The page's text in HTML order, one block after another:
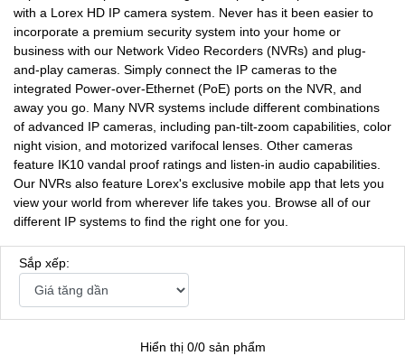
with a Lorex HD IP camera system. Never has it been easier to
incorporate a premium security system into your home or
business with our Network Video Recorders (NVRs) and plug-
and-play cameras. Simply connect the IP cameras to the
integrated Power-over-Ethernet (PoE) ports on the NVR, and
away you go. Many NVR systems include different combinations
of advanced IP cameras, including pan-tilt-zoom capabilities, color
night vision, and motorized varifocal lenses. Other cameras
feature IK10 vandal proof ratings and listen-in audio capabilities.
Our NVRs also feature Lorex's exclusive mobile app that lets you
view your world from wherever life takes you. Browse all of our
different IP systems to find the right one for you.
Sắp xếp:
Hiển thị 0/0 sản phẩm